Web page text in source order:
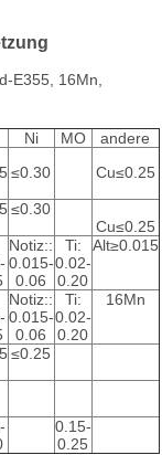
E355, 16Mn,
Ni MO
andere
≤0.30 Cu≤0.25
≤0.30
Cu≤0.25
Notiz::
0.015-
0.06
Ti:
0.02-
0.20
Alt≥0.015
Notiz::
0.015-
0.06
Ti:
0.02-
0.20
16Mn
≤0.25
0.15-
0.25